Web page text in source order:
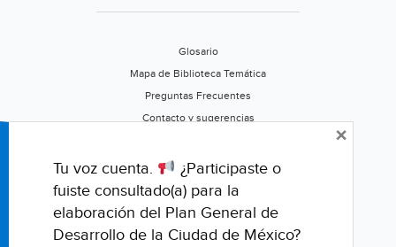
Glosario
Mapa de Biblioteca Temática
Preguntas Frecuentes
Contacto y sugerencias
Califica este portal
Tu voz cuenta.
¿Participaste o
fuiste consultado(a) para la
elaboración del Plan General de
Desarrollo de la Ciudad de México?
×